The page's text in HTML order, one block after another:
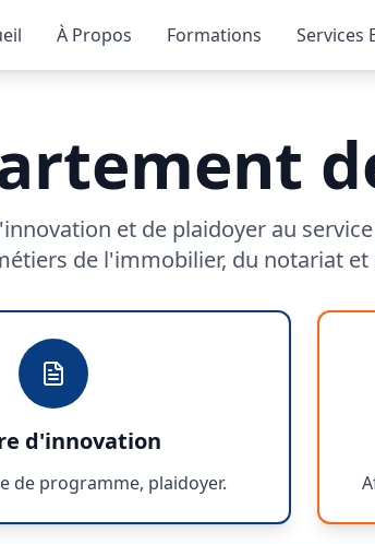
À Propos Formations Services
et de plaidoyer au
de l'immobilier, du notariat
d'innovation
de programme, plaidoyer.